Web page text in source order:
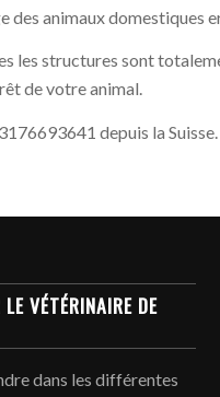
animaux domestiques
les structures sont
de votre animal.
depuis la Suisse.
VÉTÉRINAIRE DE
dans les différentes